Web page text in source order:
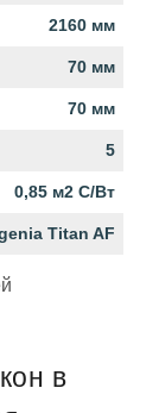
2160 мм
70 мм
70 мм
5
0,85 м2 С/Вт
Titan AF
в